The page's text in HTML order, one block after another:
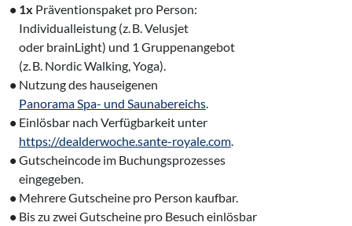
• 1x Präventionspaket pro Person:
‌ Individualleistung (z. B. Velusjet
‌ oder brainLight) und 1 Gruppenangebot
‌ (z. B. Nordic Walking, Yoga).
• Nutzung des hauseigenen
Panorama Spa- und Saunabereichs
• Einlösbar nach Verfügbarkeit unter
https://dealderwoche.sante-royale.com
• Gutscheincode im Buchungsprozesses
‌ eingegeben.
• Mehrere Gutscheine pro Person kaufbar.
• Bis zu zwei Gutscheine pro Besuch einlösbar